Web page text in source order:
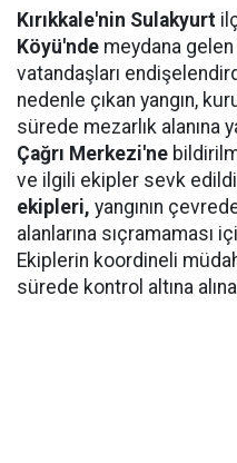
Kırıkkale'nin Sulakyurt
Köyü'nde meydana gelen
vatandaşları
nedenle çıkan yangın,
sürede mezarlık alanına
Çağrı Merkezi'ne
ve ilgili ekipler sevk
ekipleri, yangının
alanlarına sıçramaması
Ekiplerin koordineli
sürede kontrol altına